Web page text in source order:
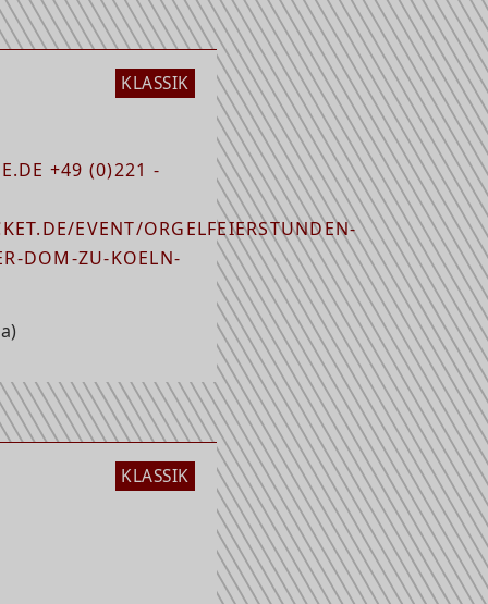
KLASSIK
+49 (0)221 -
EVENT/ORGELFEIERSTUNDEN-
DOM-ZU-KOELN-
KLASSIK